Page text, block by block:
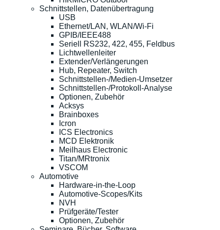
Schnittstellen, Datenübertragung
USB
Ethernet/LAN, WLAN/Wi-Fi
GPIB/IEEE488
Seriell RS232, 422, 455, Feldbus
Lichtwellenleiter
Extender/Verlängerungen
Hub, Repeater, Switch
Schnittstellen-/Medien-Umsetzer
Schnittstellen-/Protokoll-Analyse
Optionen, Zubehör
Acksys
Brainboxes
Icron
ICS Electronics
MCD Elektronik
Meilhaus Electronic
Titan/MRtronix
VSCOM
Automotive
Hardware-in-the-Loop
Automotive-Scopes/Kits
NVH
Prüfgeräte/Tester
Optionen, Zubehör